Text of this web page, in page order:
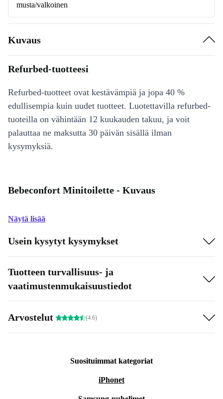
musta/valkoinen
Kuvaus
Refurbed-tuotteesi
Refurbed-tuotteet ovat kestävämpiä ja jopa 40 %
edullisempia kuin uudet tuotteet. Luotettavilla refurbed-
tuoteilla on vähintään 12 kuukauden takuu, ja voit
palauttaa ne maksutta 30 päivän sisällä ilman
kysymyksiä.
Bebeconfort Minitoilette - Kuvaus
Näytä lisää
Usein kysytyt kysymykset
Tuotteen turvallisuus- ja
vaatimustenmukaisuustiedot
Arvostelut (4.6)
Suosituimmat kategoriat
iPhonet